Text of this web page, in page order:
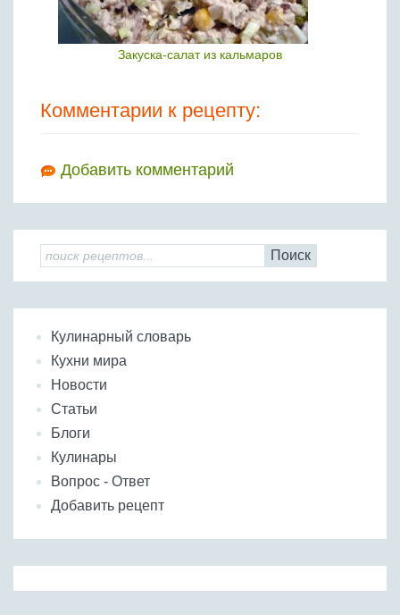
Закуска-салат из кальмаров
Комментарии к рецепту:
Добавить комментарий
Поиск
Кулинарный словарь
Кухни мира
Новости
Статьи
Блоги
Кулинары
Вопрос - Ответ
Добавить рецепт